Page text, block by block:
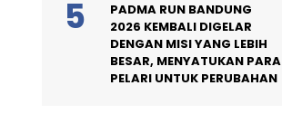
PADMA RUN BANDUNG
2026 KEMBALI DIGELAR
DENGAN MISI YANG LEBIH
BESAR, MENYATUKAN PARA
PELARI UNTUK PERUBAHAN